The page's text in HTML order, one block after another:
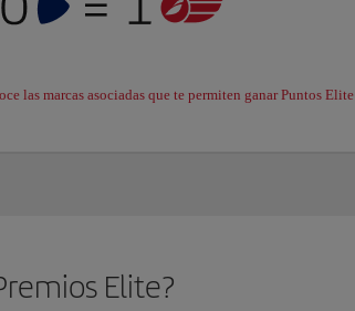
las marcas asociadas que te permiten ganar Puntos Elite
Elite?